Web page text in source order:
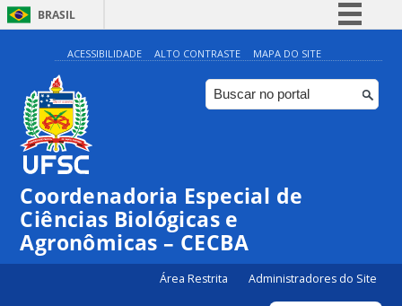
BRASIL
Simplifique!
Comunica BR
Participe
Canais
ACESSIBILIDADE ALTO CONTRASTE MAPA DO SITE
Coordenadoria Especial de
Ciências Biológicas e
Agronômicas – CECBA
Área Restrita Administradores do Site